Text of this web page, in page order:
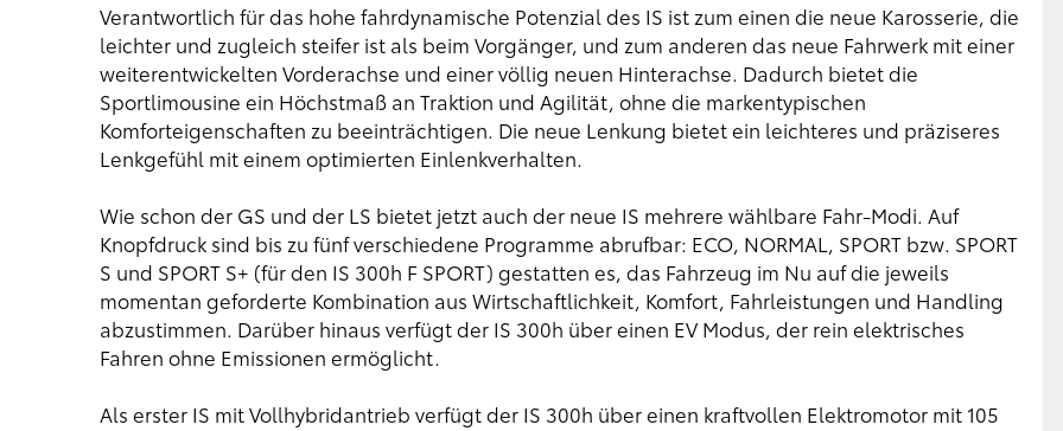
Verantwortlich für das hohe fahrdynamische Potenzial des IS ist zum einen die neue Karosserie, die
leichter und zugleich steifer ist als beim Vorgänger, und zum anderen das neue Fahrwerk mit einer
weiterentwickelten Vorderachse und einer völlig neuen Hinterachse. Dadurch bietet die
Sportlimousine ein Höchstmaß an Traktion und Agilität, ohne die markentypischen
Komforteigenschaften zu beeinträchtigen. Die neue Lenkung bietet ein leichteres und präziseres
Lenkgefühl mit einem optimierten Einlenkverhalten.
Wie schon der GS und der LS bietet jetzt auch der neue IS mehrere wählbare Fahr-Modi. Auf
Knopfdruck sind bis zu fünf verschiedene Programme abrufbar: ECO, NORMAL, SPORT bzw. SPORT
S und SPORT S+ (für den IS 300h F SPORT) gestatten es, das Fahrzeug im Nu auf die jeweils
momentan geforderte Kombination aus Wirtschaftlichkeit, Komfort, Fahrleistungen und Handling
abzustimmen. Darüber hinaus verfügt der IS 300h über einen EV Modus, der rein elektrisches
Fahren ohne Emissionen ermöglicht.
Als erster IS mit Vollhybridantrieb verfügt der IS 300h über einen kraftvollen Elektromotor mit 105